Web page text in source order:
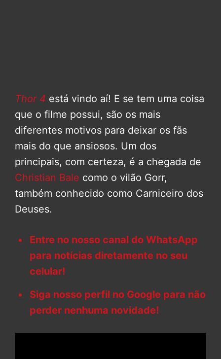
Thor 4 está vindo aí! E se tem uma coisa
que o filme possui, são os mais
diferentes motivos para deixar os fãs
mais do que ansiosos. Um dos
principais, com certeza, é a chegada de
Christian Bale como o vilão Gorr,
também conhecido como Carniceiro dos
Deuses.
Entre no nosso canal do WhatsApp
para notícias diretamente no seu
celular!
Siga nosso perfil no Google para não
perder nenhuma novidade!